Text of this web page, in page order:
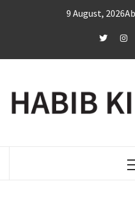
9 August, 2026
twitter